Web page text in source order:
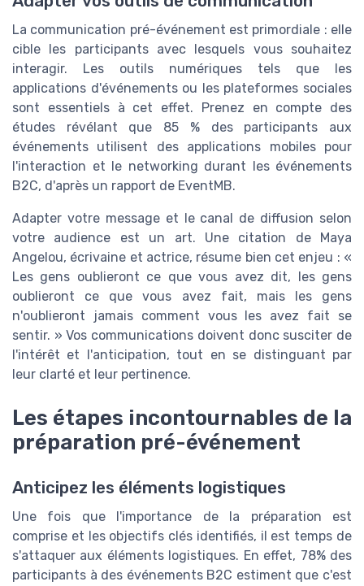
La communication pré-événement est primordiale : elle
cible les participants avec lesquels vous souhaitez
interagir. Les outils numériques tels que les
applications d'événements ou les plateformes sociales
sont essentiels à cet effet. Prenez en compte des
études révélant que 85 % des participants aux
événements utilisent des applications mobiles pour
l'interaction et le networking durant les événements
B2C, d'après un rapport de EventMB.
Adapter votre message et le canal de diffusion selon
votre audience est un art. Une citation de Maya
Angelou, écrivaine et actrice, résume bien cet enjeu : «
Les gens oublieront ce que vous avez dit, les gens
oublieront ce que vous avez fait, mais les gens
n'oublieront jamais comment vous les avez fait se
sentir. » Vos communications doivent donc susciter de
l'intérêt et l'anticipation, tout en se distinguant par
leur clarté et leur pertinence.
Les étapes incontournables de la
préparation pré-événement
Anticipez les éléments logistiques
Une fois que l'importance de la préparation est
comprise et les objectifs clés identifiés, il est temps de
s'attaquer aux éléments logistiques. En effet, 78% des
participants à des événements B2C estiment que c'est